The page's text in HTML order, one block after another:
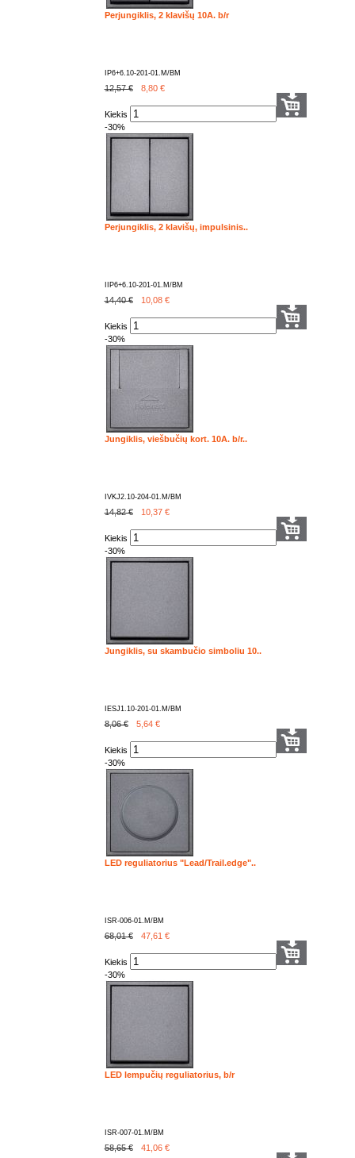
Perjungiklis, 2 klavišų 10A. b/r
IP6+6.10-201-01.M/BM
12,57 € 8,80 €
Kiekis
-30%
Perjungiklis, 2 klavišų, impulsinis..
IIP6+6.10-201-01.M/BM
14,40 € 10,08 €
Kiekis
-30%
Jungiklis, viešbučių kort. 10A. b/r..
IVKJ2.10-204-01.M/BM
14,82 € 10,37 €
Kiekis
-30%
Jungiklis, su skambučio simboliu 10..
IESJ1.10-201-01.M/BM
8,06 € 5,64 €
Kiekis
-30%
LED reguliatorius "Lead/Trail.edge"..
ISR-006-01.M/BM
68,01 € 47,61 €
Kiekis
-30%
LED lempučių reguliatorius, b/r
ISR-007-01.M/BM
58,65 € 41,06 €